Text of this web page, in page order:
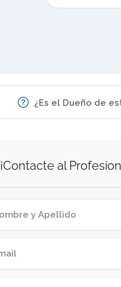
¿Es el Dueño de
¡Contacte al